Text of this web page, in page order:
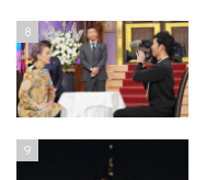
8
9